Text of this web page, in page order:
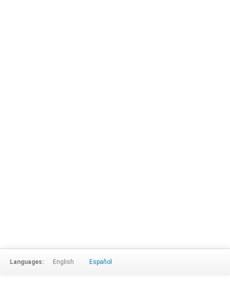
Languages: English Español